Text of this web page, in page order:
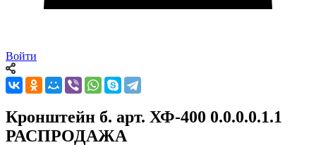
Войти
Кронштейн б. арт. ХФ-400 0.0.0.0.1.1
РАСПРОДАЖА